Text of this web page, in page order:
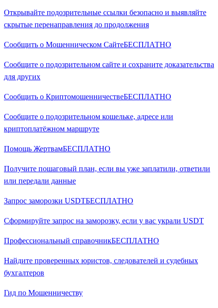
Открывайте подозрительные ссылки безопасно и выявляйте
скрытые перенаправления до продолжения
Сообщить о Мошенническом СайтеБЕСПЛАТНО
Сообщите о подозрительном сайте и сохраните доказательства
для других
Сообщить о КриптомошенничествеБЕСПЛАТНО
Сообщите о подозрительном кошельке, адресе или
криптоплатёжном маршруте
Помощь ЖертвамБЕСПЛАТНО
Получите пошаговый план, если вы уже заплатили, ответили
или передали данные
Запрос заморозки USDTБЕСПЛАТНО
Сформируйте запрос на заморозку, если у вас украли USDT
Профессиональный справочникБЕСПЛАТНО
Найдите проверенных юристов, следователей и судебных
бухгалтеров
Гид по Мошенничеству